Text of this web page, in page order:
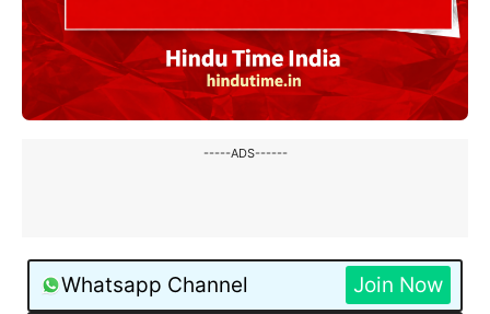
-----ADS------
Whatsapp Channel Join Now